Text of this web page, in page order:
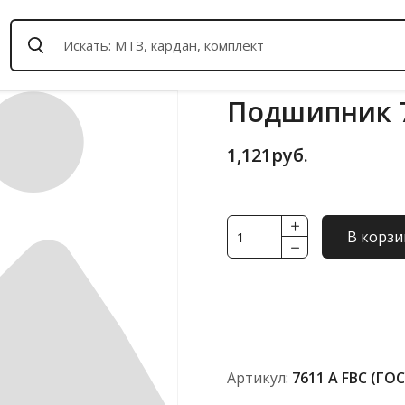
Подшипник
1,121руб.
Количество
товара
В
Артикул: 7611 А FBC